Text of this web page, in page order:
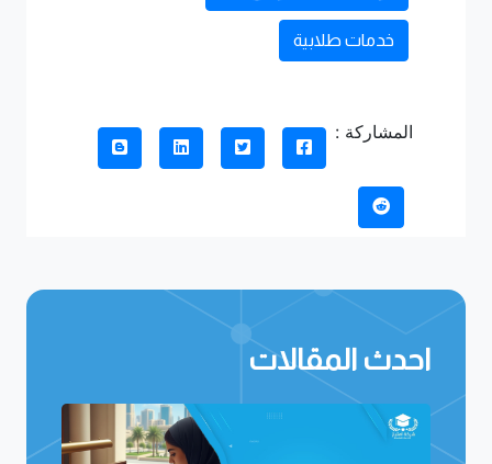
خدمات طلابية
المشاركة :
احدث المقالات